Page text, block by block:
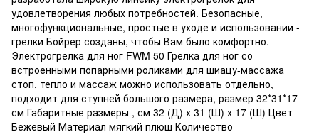
удовлетворения любых потребностей. Безопасные,
многофункциональные, простые в уходе и использовании -
грелки Бойрер созданы, чтобы Вам было комфортно.
Электрогрелка для ног FWM 50 Грелка для ног со
встроенными попарными роликами для шиацу-массажа
стоп, тепло и массаж можно использовать отдельно,
подходит для ступней большого размера, размер 32*31*17
см Габаритные размеры , см 32 (Д) х 31 (Ш) х 17 (Ш) Цвет
Бежевый Материал мягкий плюш Количество